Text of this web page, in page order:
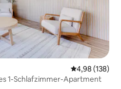
4,98 (138)
1-Schlafzimmer-Apartment